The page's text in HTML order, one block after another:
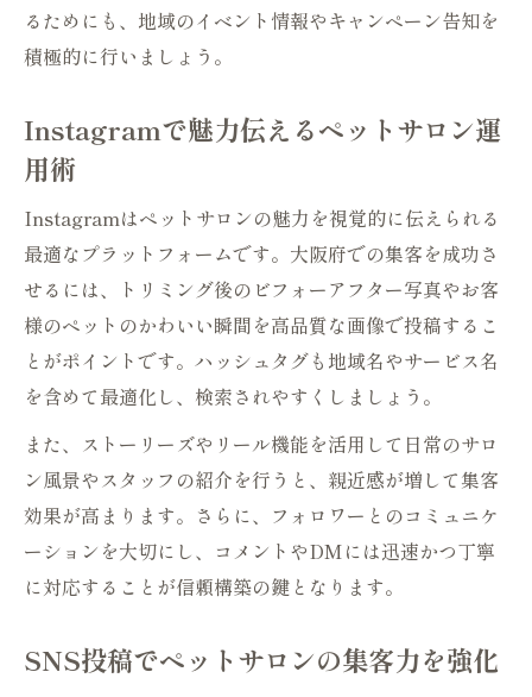
るためにも、地域のイベント情報やキャンペーン告知を
積極的に行いましょう。
Instagramで魅力伝えるペットサロン運
用術
Instagramはペットサロンの魅力を視覚的に伝えられる
最適なプラットフォームです。大阪府での集客を成功さ
せるには、トリミング後のビフォーアフター写真やお客
様のペットのかわいい瞬間を高品質な画像で投稿するこ
とがポイントです。ハッシュタグも地域名やサービス名
を含めて最適化し、検索されやすくしましょう。
また、ストーリーズやリール機能を活用して日常のサロ
ン風景やスタッフの紹介を行うと、親近感が増して集客
効果が高まります。さらに、フォロワーとのコミュニケ
ーションを大切にし、コメントやDMには迅速かつ丁寧
に対応することが信頼構築の鍵となります。
SNS投稿でペットサロンの集客力を強化